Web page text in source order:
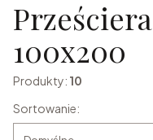
100x200
Produkty: 10
Lista
Sortowanie: